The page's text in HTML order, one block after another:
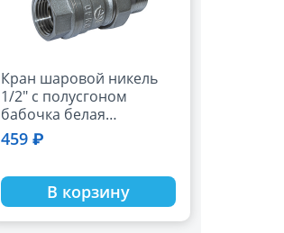
Кран шаровой никель
1/2" с полусгоном
бабочка белая
459 ₽
В корзину